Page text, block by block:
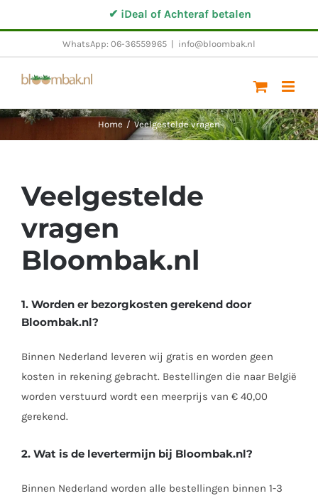
naar
✔ iDeal of Achteraf betalen
WhatsApp: 06-36559965 info@bloombak.nl
Home / Veelgestelde vragen
Veelgestelde
vragen
Bloombak.nl
1. Worden er bezorgkosten gerekend door
Bloombak.nl?
Binnen Nederland leveren wij gratis en worden geen
kosten in rekening gebracht. Bestellingen die naar België
worden verstuurd wordt een meerprijs van € 40,00
gerekend.
2. Wat is de levertermijn bij Bloombak.nl?
Binnen Nederland worden alle bestellingen binnen 1-3